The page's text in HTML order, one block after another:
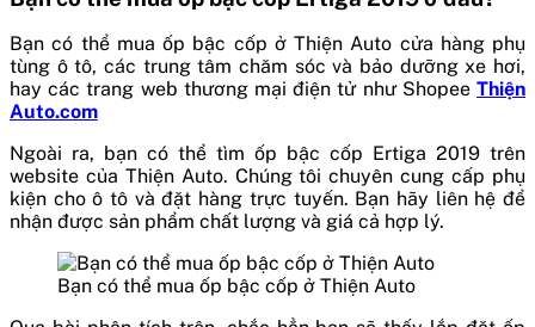
Bạn có thể mua ốp bậc cốp ở Thiện Auto cửa hàng phụ
tùng ô tô, các trung tâm chăm sóc và bảo dưỡng xe hơi,
hay các trang web thương mại điện tử như Shopee Thiện
Auto.com
Ngoài ra, bạn có thể tìm ốp bậc cốp Ertiga 2019 trên
website của Thiện Auto. Chúng tôi chuyên cung cấp phụ
kiện cho ô tô và đặt hàng trực tuyến. Bạn hãy liên hệ để
nhận được sản phẩm chất lượng và giá cả hợp lý.
Bạn có thể mua ốp bậc cốp ở Thiện Auto